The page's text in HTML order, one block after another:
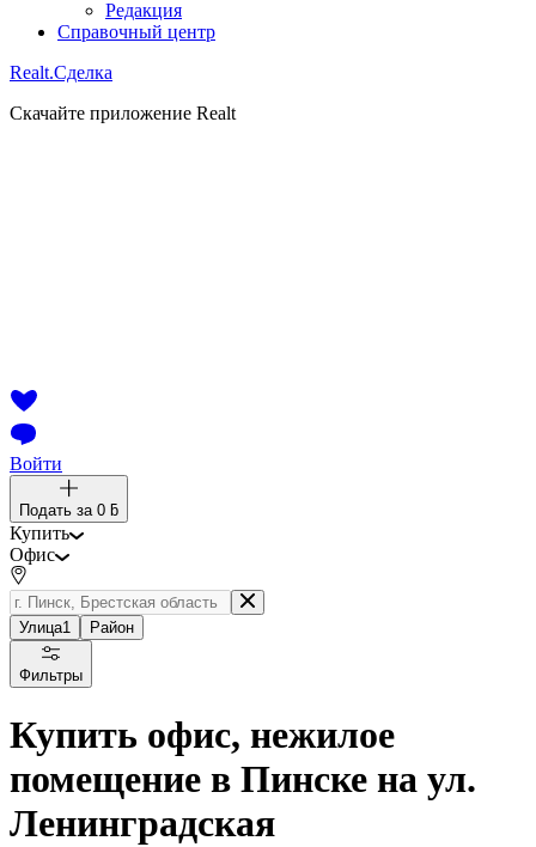
Редакция
Справочный центр
Realt.Сделка
Скачайте приложение Realt
Войти
Подать за 0 ƃ
Купить
Офис
Улица1 Район
Фильтры
Купить офис, нежилое
помещение в Пинске на ул.
Ленинградская